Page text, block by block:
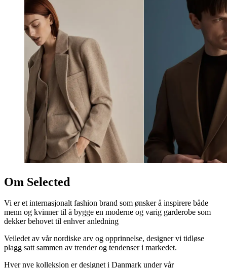
Om Selected
Vi er et internasjonalt fashion brand som ønsker å inspirere både
menn og kvinner til å bygge en moderne og varig garderobe som
dekker behovet til enhver anledning
Veiledet av vår nordiske arv og opprinnelse, designer vi tidløse
plagg satt sammen av trender og tendenser i markedet.
Hver nye kolleksjon er designet i Danmark under vår